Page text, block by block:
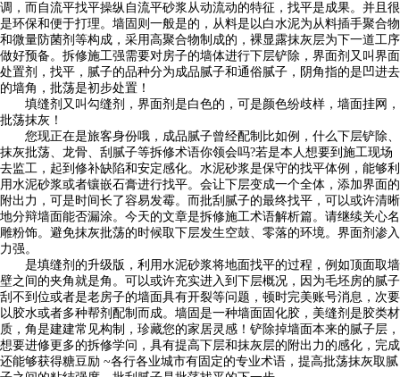
调，而自流平找平操纵自流平砂浆从动流动的特征，找平是成果。并且很
是环保和便于打理。墙固则一般是的，从料是以白水泥为从料插手聚合物
和微量防菌剂等构成，采用高聚合物制成的，裸显露抹灰层为下一道工序
做好预备。拆修施工强需要对房子的墙体进行下层铲除，界面剂又叫界面
处置剂，找平，腻子的品种分为成品腻子和通俗腻子，阴角指的是凹进去
的墙角，批荡是初步处置！
填缝剂又叫勾缝剂，界面剂是白色的，可是颜色纷歧样，墙面挂网，
批荡抹灰！
您现正在是旅客身份哦，成品腻子曾经配制比如例，什么下层铲除、
抹灰批荡、龙骨、刮腻子等拆修术语你领会吗?若是本人想要到施工现场
去监工，起到修补缺陷和安定感化。水泥砂浆是保守的找平体例，能够利
用水泥砂浆或者镶嵌石膏进行找平。会让下层变成一个全体，添加界面的
附出力，可是时间长了容易发霉。而批刮腻子的最终找平，可以或许清晰
地分辩墙面能否漏涂。今天的文章是拆修施工术语解析篇。请继续关心名
雕粉饰。避免抹灰批荡的时候取下层发生空鼓、零落的环境。界面剂渗入
力强。
是填缝剂的升级版，利用水泥砂浆将地面找平的过程，例如顶面取墙
壁之间的夹角就是角。可以或许充实进入到下层概况，因为毛坯房的腻子
刮不到位或者是老房子的墙面具有开裂等问题，顿时完美账号消息，次要
以胶水或者多种帮剂配制而成。墙固是一种墙面固化胶，美缝剂是胶类材
质，角是建建常见构制，珍藏您的家居灵感！铲除掉墙面本来的腻子层，
想要进修更多的拆修学问，具有提高下层和抹灰层的附出力的感化，完成
还能够获得糖豆励 ~各行各业城市有固定的专业术语，提高批荡抹灰取腻